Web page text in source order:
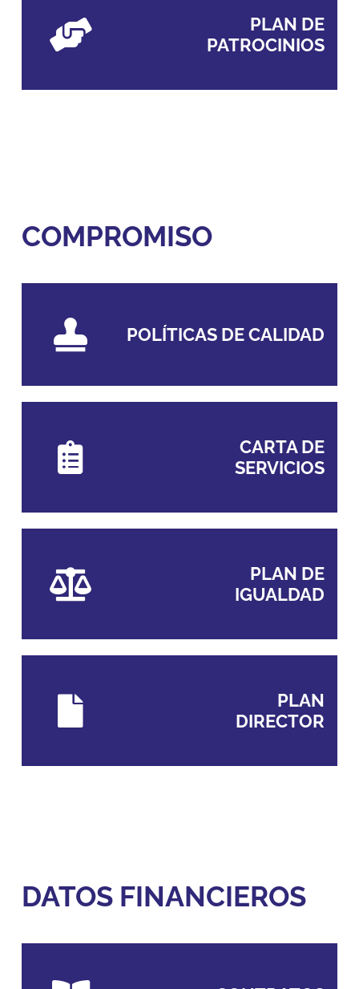
PLAN DE
PATROCINIOS
COMPROMISO
POLÍTICAS DE CALIDAD
CARTA DE
SERVICIOS
PLAN DE
IGUALDAD
PLAN
DIRECTOR
DATOS FINANCIEROS